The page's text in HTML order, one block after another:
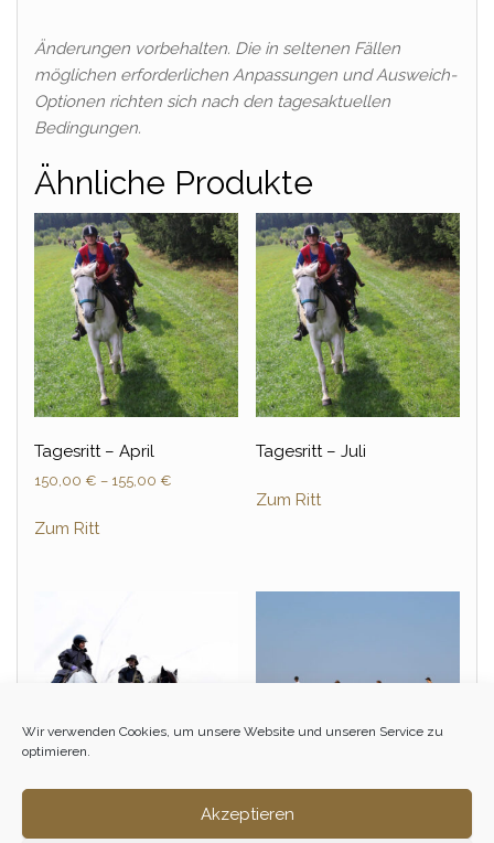
Wir verwenden Cookies, um unsere Website und unseren Service zu
optimieren.
Akzeptieren
Änderungen vorbehalten. Die in seltenen Fällen
möglichen erforderlichen Anpassungen und Ausweich-
Optionen richten sich nach den tagesaktuellen
Bedingungen.
Ähnliche Produkte
Tagesritt – April
150,00 € – 155,00 €
Zum Ritt
Tagesritt – Juli
Zum Ritt